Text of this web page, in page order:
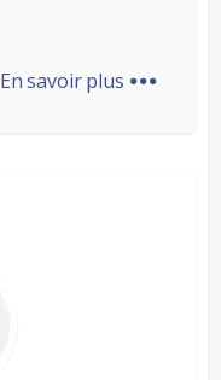
En savoir plus ...